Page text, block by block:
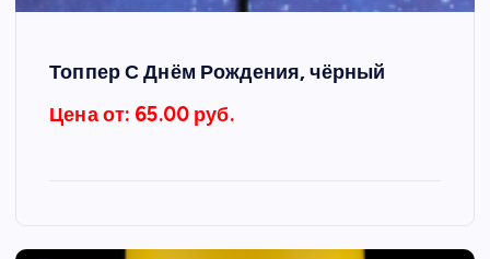
Топпер С Днём Рождения, чёрный
Цена от: 65.00 руб.